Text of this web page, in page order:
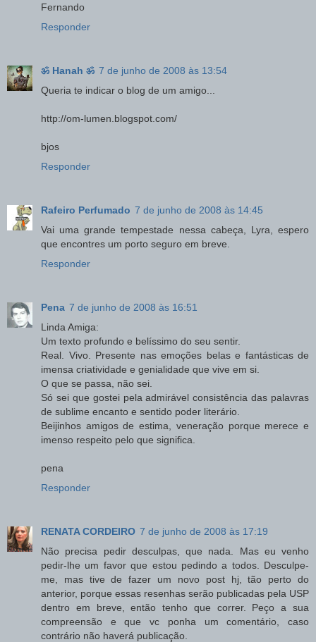
Fernando
Responder
ॐ Hanah ॐ 7 de junho de 2008 às 13:54
Queria te indicar o blog de um amigo...
http://om-lumen.blogspot.com/
bjos
Responder
Rafeiro Perfumado 7 de junho de 2008 às 14:45
Vai uma grande tempestade nessa cabeça, Lyra, espero
que encontres um porto seguro em breve.
Responder
Pena 7 de junho de 2008 às 16:51
Linda Amiga:
Um texto profundo e belíssimo do seu sentir.
Real. Vivo. Presente nas emoções belas e fantásticas de
imensa criatividade e genialidade que vive em si.
O que se passa, não sei.
Só sei que gostei pela admirável consistência das palavras
de sublime encanto e sentido poder literário.
Beijinhos amigos de estima, veneração porque merece e
imenso respeito pelo que significa.
pena
Responder
RENATA CORDEIRO 7 de junho de 2008 às 17:19
Não precisa pedir desculpas, que nada. Mas eu venho
pedir-lhe um favor que estou pedindo a todos. Desculpe-
me, mas tive de fazer um novo post hj, tão perto do
anterior, porque essas resenhas serão publicadas pela USP
dentro em breve, então tenho que correr. Peço a sua
compreensão e que vc ponha um comentário, caso
contrário não haverá publicação.